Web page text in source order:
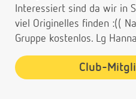
Interessiert sind da wir in
viel Originelles finden :((
Gruppe kostenlos. Lg
Club-